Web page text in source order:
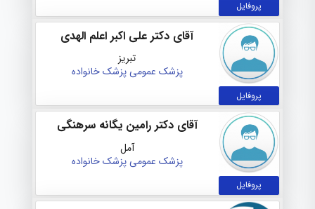
پروفایل
پروفایل
آقای دکتر علی اکبر اعلم الهدی
تبریز
پزشک عمومیپزشک خانواده
پروفایل
آقای دکتر رامین یگانه سرهنگی
آمل
پزشک عمومیپزشک خانواده